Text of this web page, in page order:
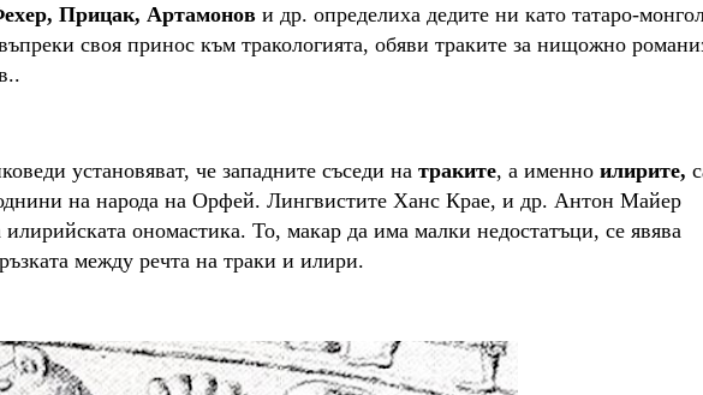
Прицак, Артамонов и др. определиха дедите ни като татаро-
своя принос към тракологията, обяви траките за нищожно
установяват, че западните съседи на траките, а именно илирите,
на народа на Орфей. Лингвистите Ханс Крае, и др. Антон Майер
ономастика. То, макар да има малки недостатъци, се явява
между речта на траки и илири.